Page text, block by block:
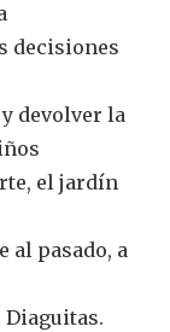
decisiones
devolver la
el jardín
al pasado, a